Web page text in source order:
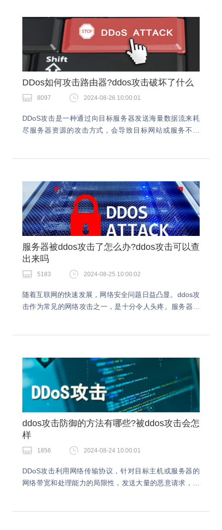
DDos如何攻击路由器?ddos攻击破坏了什么
8097 2024-08-26 10:00:01
DDoS攻击是一种通过向目标服务器发送海量数据流来耗
尽服务器资源的攻击方式，会导致目标网站或服务不可
服务器被ddos攻击了怎么办?ddos攻击可以查
出来吗
5183 2024-08-25 10:00:02
随着互联网的快速发展，网络安全问题日益凸显。ddos攻
击作为常见的网络攻击之一，是十分令人头疼。服务器被
ddos攻击防御的方法有哪些?被ddos攻击会怎
样
1856 2024-08-24 10:00:01
DDoS攻击利用网络传输协议，针对目标主机或服务器的
网络带宽和处理能力的局限性，发送大量的恶意请求，从